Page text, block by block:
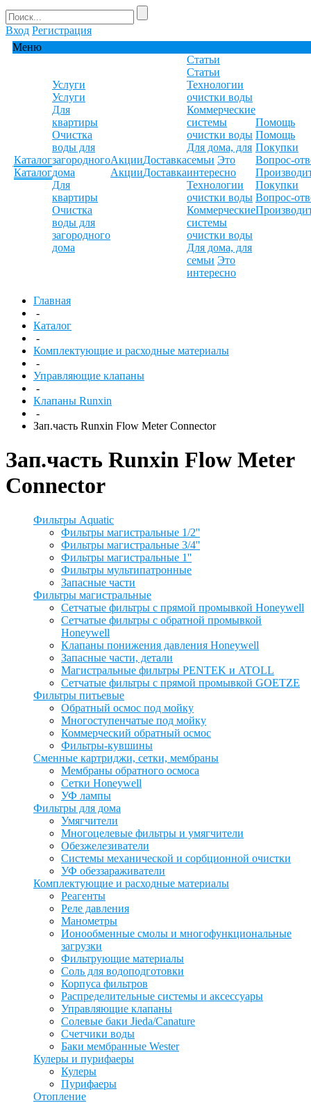
Вход Регистрация
Меню
Каталог
Каталог
Услуги
Услуги
Для
квартиры
Очистка
воды для
загородного
дома
Для
квартиры
Очистка
воды для
загородного
дома
Акции
Акции
Доставка
Доставка
Статьи
Статьи
Технологии
очистки воды
Коммерческие
системы
очистки воды
Для дома, для
семьи Это
интересно
Технологии
очистки воды
Коммерческие
системы
очистки воды
Для дома, для
семьи Это
интересно
Помощь
Помощь
Покупки
Вопрос-
Покупки
Вопрос-
Главная
-
Каталог
-
Комплектующие и расходные материалы
-
Управляющие клапаны
-
Клапаны Runxin
-
Зап.часть Runxin Flow Meter Connector
Зап.часть Runxin Flow Meter
Connector
Фильтры Aquatic
Фильтры магистральные 1/2''
Фильтры магистральные 3/4''
Фильтры магистральные 1''
Фильтры мультипатронные
Запасные части
Фильтры магистральные
Сетчатые фильтры с прямой промывкой Honeywell
Сетчатые фильтры с обратной промывкой
Honeywell
Клапаны понижения давления Honeywell
Запасные части, детали
Магистральные фильтры PENTEK и ATOLL
Сетчатые фильтры с прямой промывкой GOETZE
Фильтры питьевые
Обратный осмос под мойку
Многоступенчатые под мойку
Коммерческий обратный осмос
Фильтры-кувшины
Сменные картриджи, сетки, мембраны
Мембраны обратного осмоса
Сетки Honeywell
УФ лампы
Фильтры для дома
Умягчители
Многоцелевые фильтры и умягчители
Обезжелезиватели
Системы механической и сорбционной очистки
УФ обеззараживатели
Комплектующие и расходные материалы
Реагенты
Реле давления
Манометры
Ионообменные смолы и многофункциональные
загрузки
Фильтрующие материалы
Соль для водоподготовки
Корпуса фильтров
Распределительные системы и аксессуары
Управляющие клапаны
Солевые баки Jieda/Canature
Счетчики воды
Баки мембранные Wester
Кулеры и пурифаеры
Кулеры
Пурифаеры
Отопление